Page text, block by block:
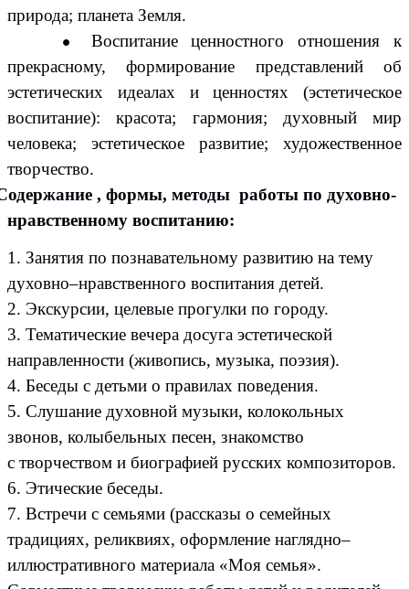
природа; планета Земля.
Воспитание ценностного отношения к
прекрасному, формирование представлений об
эстетических идеалах и ценностях (эстетическое
воспитание): красота; гармония; духовный мир
человека; эстетическое развитие; художественное
творчество.
, формы, методы работы по духовно-
нравственному воспитанию:
1. Занятия по познавательному развитию на тему
духовно–нравственного воспитания детей.
2. Экскурсии, целевые прогулки по городу.
3. Тематические вечера досуга эстетической
направленности (живопись, музыка, поэзия).
4. Беседы с детьми о правилах поведения.
5. Слушание духовной музыки, колокольных
звонов, колыбельных песен, знакомство
с творчеством и биографией русских композиторов.
6. Этические беседы.
7. Встречи с семьями (рассказы о семейных
традициях, реликвиях, оформление наглядно–
иллюстративного материала «Моя семья».